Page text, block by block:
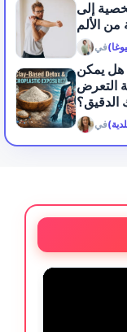
إلى
في
هل يمكن
التعرض
الدقيق؟
في